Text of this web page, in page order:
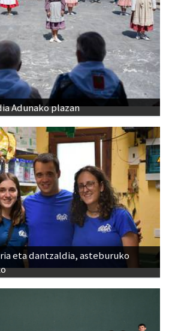
Adunako plazan
eta dantzaldia, asteburuko